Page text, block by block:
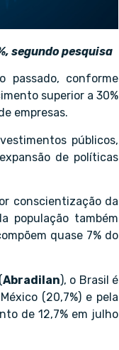
segundo pesquisa
passado, conforme
superior a 30%
empresas.
públicos,
de políticas
conscientização da
população também
quase 7% do
Abradilan), o Brasil é
(20,7%) e pela
de 12,7% em julho